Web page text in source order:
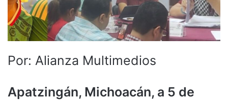
Por: Alianza Multimedios
Apatzingán, Michoacán, a 5 de